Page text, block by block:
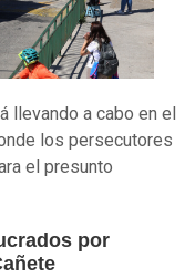
llevando a cabo en el
los persecutores
el presunto
por